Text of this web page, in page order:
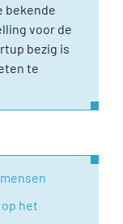
bekende
voor de
bezig is
te
het